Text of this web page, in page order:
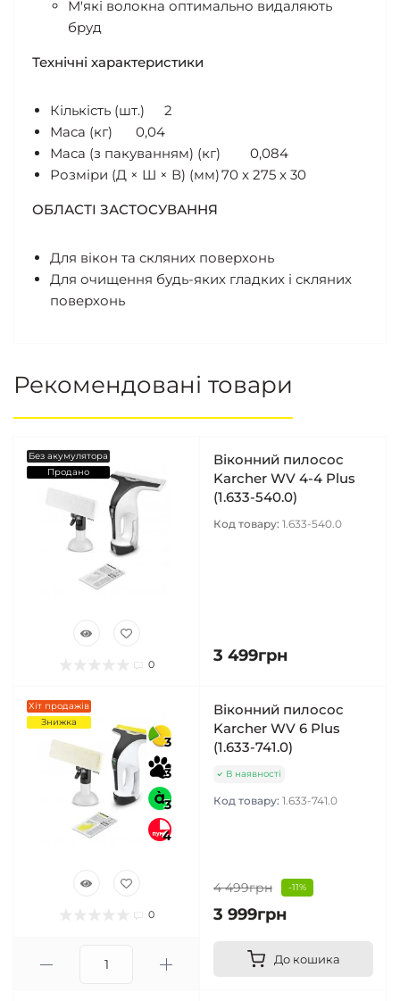
М'які волокна оптимально видаляють
бруд
Технічні характеристики
Кількість (шт.)
2
Маса (кг)
0,04
Маса (з пакуванням) (кг)
0,084
Розміри (Д × Ш × В) (мм)70 x 275 x 30
ОБЛАСТІ ЗАСТОСУВАННЯ
Для вікон та скляних поверхонь
Для очищення будь-яких гладких і скляних
поверхонь
Рекомендовані товари
Без акумулятора
Продано
0
Віконний пилосос
Karcher WV 4-4 Plus
(1.633-540.0)
Код товару: 1.633-540.0
3 499грн
Хіт продажів
Знижка
3
3
3
4
0
Віконний пилосос
Karcher WV 6 Plus
(1.633-741.0)
В наявності
Код товару: 1.633-741.0
4 499грн -11%
3 999грн
До кошика